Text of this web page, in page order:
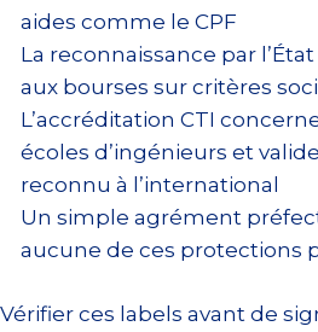
aides comme le CPF
La reconnaissance par
aux bourses sur critères
L’accréditation CTI
écoles d’ingénieurs et
reconnu à l’international
Un simple agrément
aucune de ces protections
Vérifier ces labels avant de